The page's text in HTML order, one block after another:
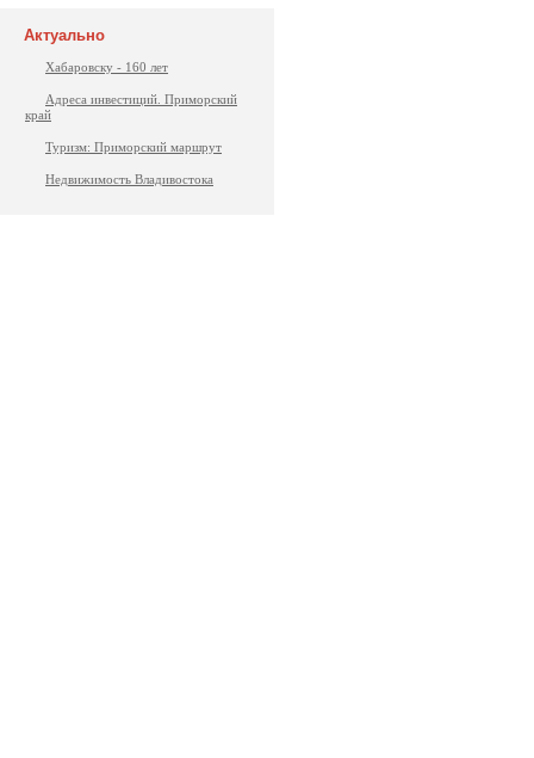
Актуально
Хабаровску - 160 лет
Адреса инвестиций. Приморский
край
Туризм: Приморский маршрут
Недвижимость Владивостока